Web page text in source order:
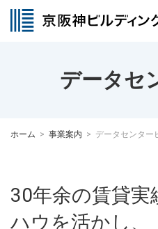
データセ
ホーム 事業案内 データセンター
30年余の賃貸実
ハウを活かし、